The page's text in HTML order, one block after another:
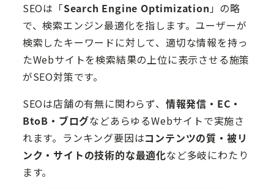
SEOは「Search Engine Optimization」の略
で、検索エンジン最適化を指します。ユーザーが
検索したキーワードに対して、適切な情報を持っ
たWebサイトを検索結果の上位に表示させる施策
がSEO対策です。
SEOは店舗の有無に関わらず、 情報発信・EC・
BtoB・ブログなどあらゆるWebサイトで実施さ
れます。ランキング要因はコンテンツの質・被リ
ンク・サイトの技術的な最適化など多岐にわたり
ます。